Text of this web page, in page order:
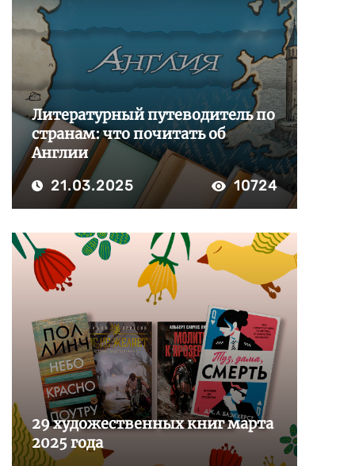
Литературный путеводитель по
странам: что почитать об
Англии
21.03.2025 10724
29 художественных книг марта
2025 года